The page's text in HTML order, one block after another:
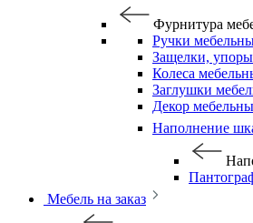
Фурнитура
Ручки
Защелки, упоры
Колеса
Заглушки
Декор
Наполнение
Мебель на заказ